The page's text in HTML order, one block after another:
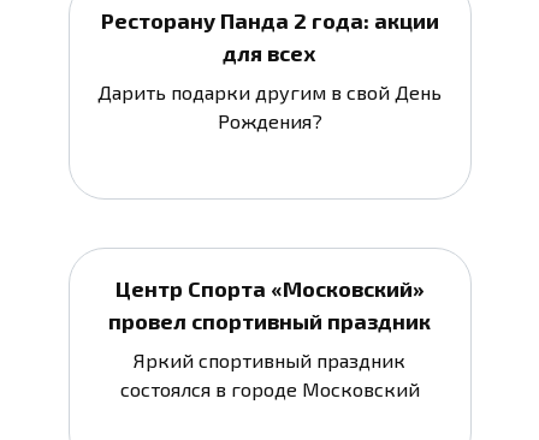
Ресторану Панда 2 года: акции
для всех
Дарить подарки другим в свой День
Рождения?
Центр Спорта «Московский»
провел спортивный праздник
Яркий спортивный праздник
состоялся в городе Московский